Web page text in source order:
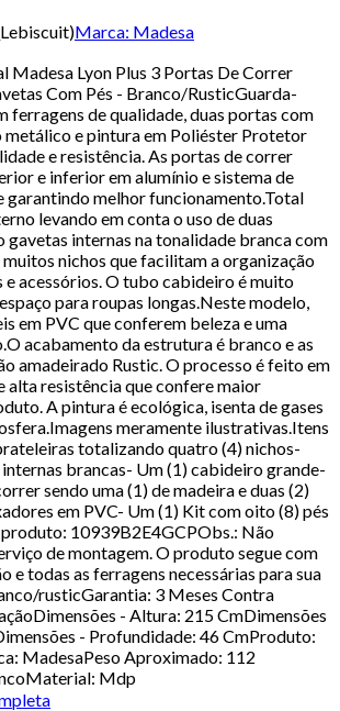
)Marca: Madesa
Madesa Lyon Plus 3 Portas De Correr
Com Pés - Branco/RusticGuarda-
ferragens de qualidade, duas portas com
metálico e pintura em Poliéster Protetor
e resistência. As portas de correr
e inferior em alumínio e sistema de
garantindo melhor funcionamento.Total
levando em conta o uso de duas
gavetas internas na tonalidade branca com
nichos que facilitam a organização
e acessórios. O tubo cabideiro é muito
para roupas longas.Neste modelo,
em PVC que conferem beleza e uma
acabamento da estrutura é branco e as
amadeirado Rustic. O processo é feito em
alta resistência que confere maior
A pintura é ecológica, isenta de gases
meramente ilustrativas.Itens
totalizando quatro (4) nichos-
brancas- Um (1) cabideiro grande-
sendo uma (1) de madeira e duas (2)
em PVC- Um (1) Kit com oito (8) pés
10939B2E4GCPObs.: Não
de montagem. O produto segue com
e todas as ferragens necessárias para sua
rusticGarantia: 3 Meses Contra
- Altura: 215 CmDimensões
- Profundidade: 46 CmProduto:
MadesaPeso Aproximado: 112
Mdp